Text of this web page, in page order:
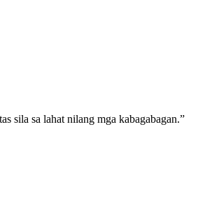
sila sa lahat nilang mga kabagabagan.”